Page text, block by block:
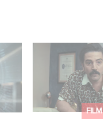
FILM
Mexico 86, est
dès